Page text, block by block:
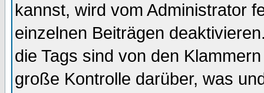
kannst, wird vom Administrator
einzelnen Beiträgen
die Tags sind von den
große Kontrolle darüber, was